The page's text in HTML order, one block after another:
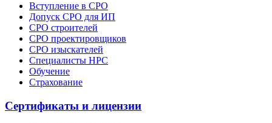
Вступление в СРО
Допуск СРО для ИП
СРО строителей
СРО проектировщиков
СРО изыскателей
Специалисты НРС
Обучение
Страхование
Сертификаты и лицензии